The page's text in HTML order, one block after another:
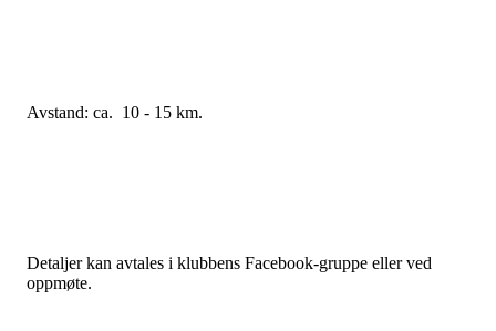
Avstand: ca. 10 - 15 km.
Detaljer kan avtales i klubbens Facebook-gruppe eller ved
oppmøte.